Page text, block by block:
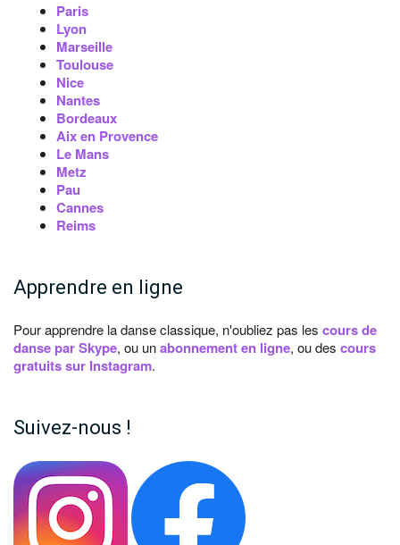
Paris
Lyon
Marseille
Toulouse
Nice
Nantes
Bordeaux
Aix en Provence
Le Mans
Metz
Pau
Cannes
Reims
Apprendre en ligne
Pour apprendre la danse classique, n'oubliez pas les cours de
danse par Skype, ou unabonnement en ligne, ou des cours
gratuits sur Instagram.
Suivez-nous !